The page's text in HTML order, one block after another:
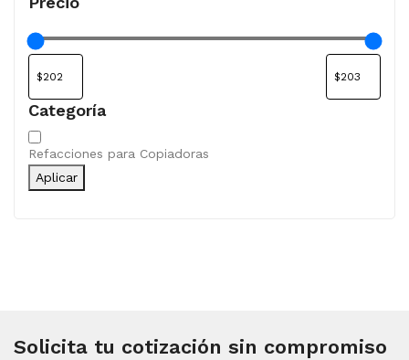
Categoría
Categoría
Refacciones para Copiadoras
Aplicar
Solicita tu cotización sin compromiso